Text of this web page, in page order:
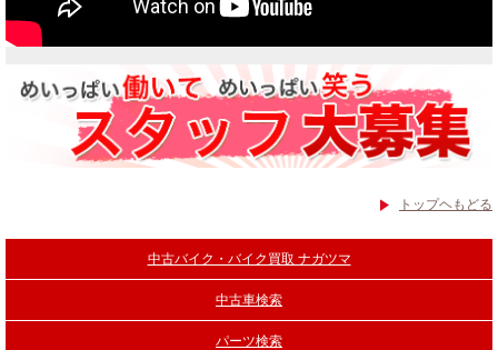
トップヘもどる
中古バイク・バイク買取 ナガツマ
中古車検索
パーツ検索